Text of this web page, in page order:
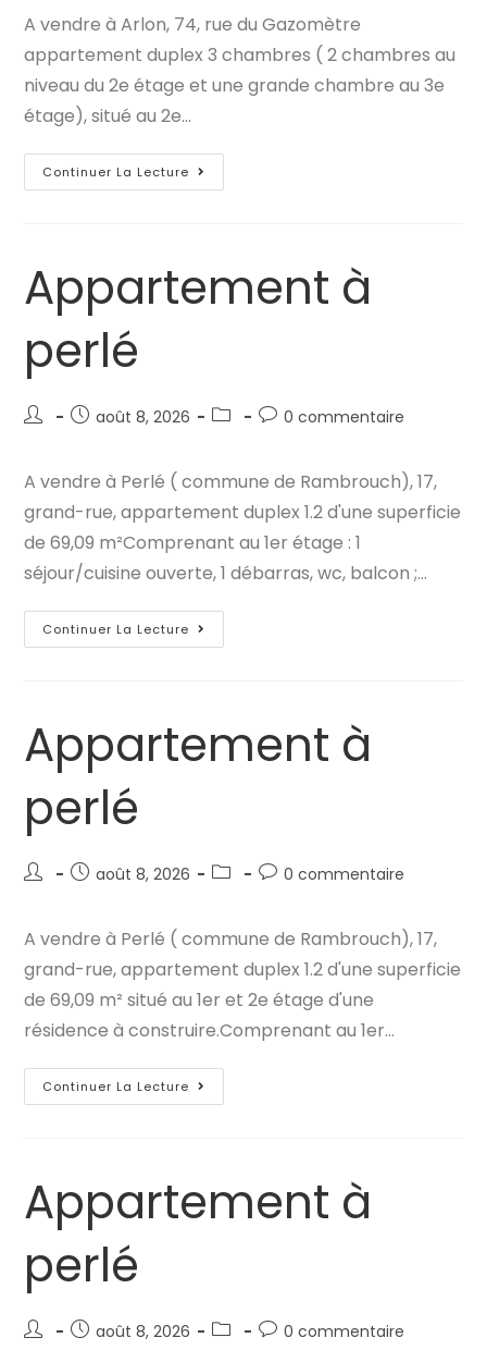
publication :
publication :
A vendre à Arlon, 74, rue du Gazomètre
appartement duplex 3 chambres ( 2 chambres au
niveau du 2e étage et une grande chambre au 3e
étage), situé au 2e…
Continuer La Lecture Appartement
À
Appartement à
perlé
Auteur/autrice
publication :
Publication
août 8, 2026
Post
Commentaires
publication :
0 commentaire
A vendre à Perlé ( commune de Rambrouch), 17,
grand-rue, appartement duplex 1.2 d'une superficie
de 69,09 m²Comprenant au 1er étage : 1
séjour/cuisine ouverte, 1 débarras, wc, balcon ;…
Continuer La Lecture Appartement
À
Appartement à
perlé
Auteur/autrice
publication :
Publication
août 8, 2026
Post
Commentaires
publication :
0 commentaire
A vendre à Perlé ( commune de Rambrouch), 17,
grand-rue, appartement duplex 1.2 d'une superficie
de 69,09 m² situé au 1er et 2e étage d'une
résidence à construire.Comprenant au 1er…
Continuer La Lecture Appartement
À
Appartement à
perlé
Auteur/autrice
Publication
août 8, 2026
Post
Commentaires
0 commentaire